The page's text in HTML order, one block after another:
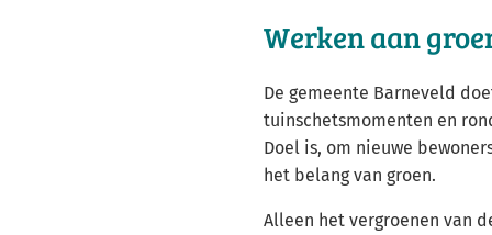
Werken aan
De gemeente Barneveld
tuinschetsmomenten en
Doel is, om nieuwe
het belang van groen.
Alleen het vergroenen van